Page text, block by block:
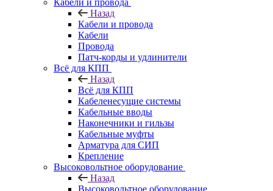
Кабели и провода
Назад
Кабели и провода
Кабели
Провода
Патч-корды и удлинители
Всё для КПП
Назад
Всё для КПП
Кабеленесущие системы
Кабельные вводы
Наконечники и гильзы
Кабельные муфты
Арматура для СИП
Крепление
Высоковольтное оборудование
Назад
Высоковольтное оборудование